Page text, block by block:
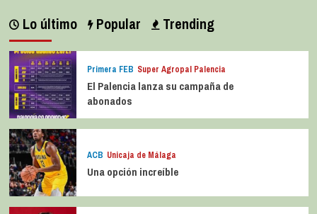
Lo último Popular Trending
Primera FEB Super Agropal Palencia
El Palencia lanza su campaña de
abonados
ACB Unicaja de Málaga
Una opción increíble